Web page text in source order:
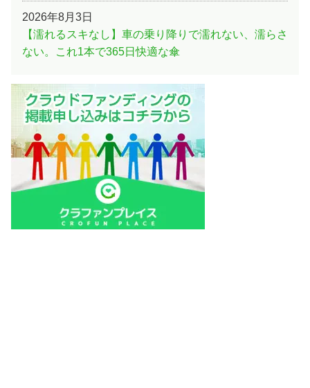
2026年8月3日
【濡れるスキなし】車の乗り降りで濡れない、濡らさ
ない。これ1本で365日快適な傘